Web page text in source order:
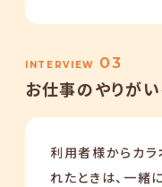
INTERVIEW 03
お仕事のやりがい
利用者様からカラ
れたときは、一緒